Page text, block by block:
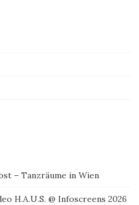
– Tanzräume in Wien
H.A.U.S. @ Infoscreens 2026